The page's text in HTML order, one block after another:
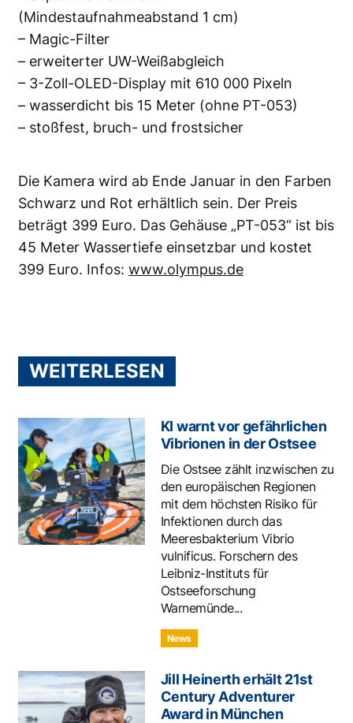
(Mindestaufnahmeabstand 1 cm)
– Magic-Filter
– erweiterter UW-Weißabgleich
– 3-Zoll-OLED-Display mit 610 000 Pixeln
– wasserdicht bis 15 Meter (ohne PT-053)
– stoßfest, bruch- und frostsicher
Die Kamera wird ab Ende Januar in den Farben
Schwarz und Rot erhältlich sein. Der Preis
beträgt 399 Euro. Das Gehäuse „PT-053“ ist bis
45 Meter Wassertiefe einsetzbar und kostet
399 Euro. Infos: www.olympus.de
WEITERLESEN
KI warnt vor gefährlichen
Vibrionen in der Ostsee
Die Ostsee zählt inzwischen zu
den europäischen Regionen
mit dem höchsten Risiko für
Infektionen durch das
Meeresbakterium Vibrio
vulnificus. Forschern des
Leibniz-Instituts für
Ostseeforschung
Warnemünde...
News
Jill Heinerth erhält 21st
Century Adventurer
Award in München